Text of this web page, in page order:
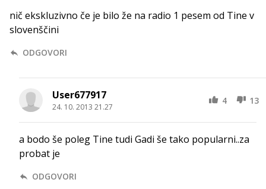
nič ekskluzivno če je bilo že na radio 1 pesem od Tine v
slovenščini
ODGOVORI
User677917
24. 10. 2013 21.27
4 13
a bodo še poleg Tine tudi Gadi še tako popularni..za
probat je
ODGOVORI